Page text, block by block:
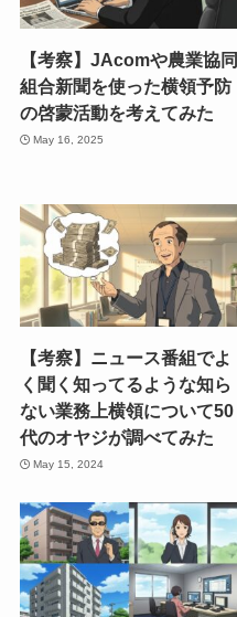
【考察】JAcomや農業協同
組合新聞を使った横領予防
の啓蒙活動を考えてみた
May 16, 2025
【考察】ニュース番組でよ
く聞く知ってるような知ら
ない業務上横領について50
代のオヤジが調べてみた
May 15, 2024